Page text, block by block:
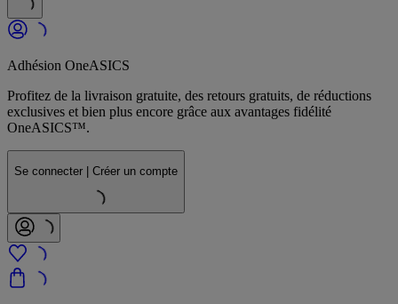
Adhésion OneASICS
Profitez de la livraison gratuite, des retours gratuits, de réductions
exclusives et bien plus encore grâce aux avantages fidélité
OneASICS™.
Se connecter | Créer un compte